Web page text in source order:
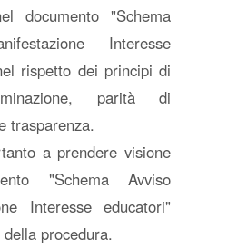
documento "Schema
Interesse
rispetto dei principi di
parità di
trasparenza.
a prendere visione
"Schema Avviso
Interesse educatori"
procedura.